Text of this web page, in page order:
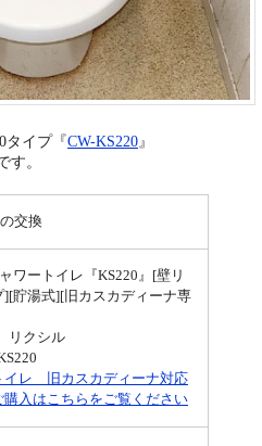
タイプ『CW-KS220 』
す。
交換
ワートイレ『KS220』[壁リ
][貯湯式][旧カスカディーナ専
リクシル
イレ 旧カスカディーナ対応
購入はこちらをご覧ください